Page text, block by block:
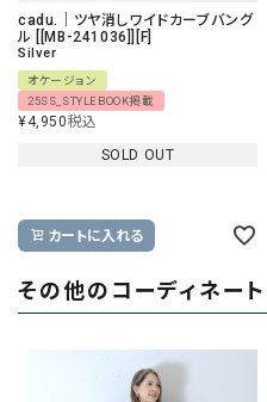
cadu.｜ツヤ消しワイドカーブバング
ル [[MB-241036]][F]
Silver
オケージョン
25SS_STYLEBOOK掲載
¥4,950税込
SOLD OUT
カートに入れる
その他のコーディネート